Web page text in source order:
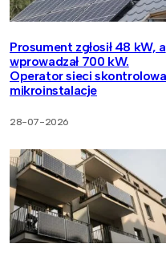
Prosument zgłosił 48 kW, a
wprowadzał 700 kW.
Operator sieci
mikroinstalacje
28-07-2026